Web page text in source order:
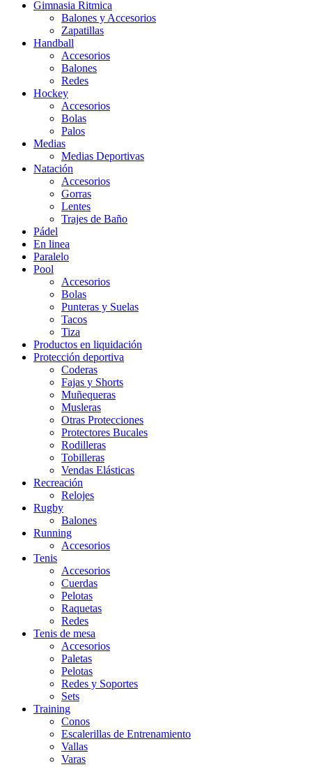
Gimnasia Ritmica
Balones y Accesorios
Zapatillas
Handball
Accesorios
Balones
Redes
Hockey
Accesorios
Bolas
Palos
Medias
Medias Deportivas
Natación
Accesorios
Gorras
Lentes
Trajes de Baño
Pádel
En linea
Paralelo
Pool
Accesorios
Bolas
Punteras y Suelas
Tacos
Tiza
Productos en liquidación
Protección deportiva
Coderas
Fajas y Shorts
Muñequeras
Musleras
Otras Protecciones
Protectores Bucales
Rodilleras
Tobilleras
Vendas Elásticas
Recreación
Relojes
Rugby
Balones
Running
Accesorios
Tenis
Accesorios
Cuerdas
Pelotas
Raquetas
Redes
Tenis de mesa
Accesorios
Paletas
Pelotas
Redes y Soportes
Sets
Training
Conos
Escalerillas de Entrenamiento
Vallas
Varas